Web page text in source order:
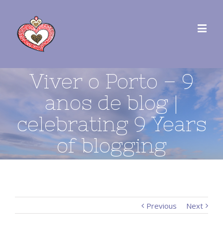
Viver o Porto – 9
anos de blog |
celebrating 9 Years
of blogging
Previous Next